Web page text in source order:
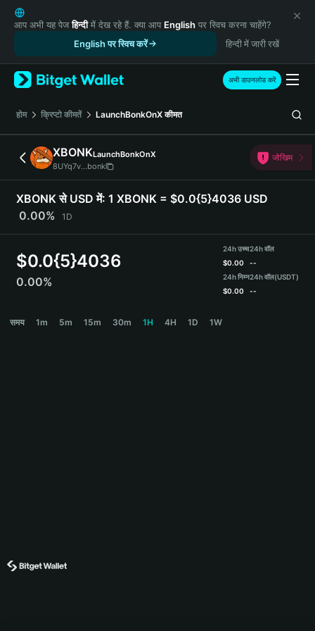
English
日本語
Русский
Español (Latinoamérica)
Türkçe
Italiano
Deutsch
简体中文
繁體中文
Português (Portugal)
Bahasa Indonesia
Español
आप अभी यह पेजहिन्दीमें देख रहे हैं. क्या आप English पर स्विच करना चाहेंगे?
English पर स्विच करें
हिन्दी में जारी रखें
अभी डाउनलोड करें
होम क्रिप्टो कीमतें LaunchBonkOnX कीमत
XBONKLaunchBonkOnX
8UYq7v...bonk
जोखिम
XBONK से USD में: 1 XBONK = $0.0{5}4036 USD
0.00%
1D
$0.0{5}4036
0.00%
24h उच्च
$0.00
24h निम्न
$0.00
24h वॉल
--
24h वॉल(USDT)
--
समय 1m 5m 15m 30m 1H 4H 1D 1W